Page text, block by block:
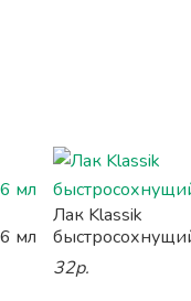
мл
Лак Klassik
32р.